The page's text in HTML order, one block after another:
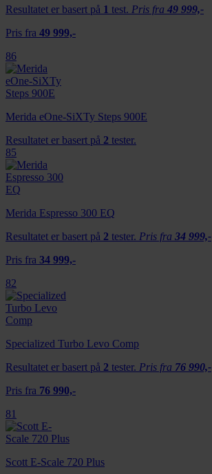
Resultatet er basert på 1 test. Pris fra 49 999,-
Pris fra 49 999,-
86
Merida eOne-SiXTy Steps 900E
Resultatet er basert på 2 tester.
85
Merida Espresso 300 EQ
Resultatet er basert på 2 tester. Pris fra 34 999,-
Pris fra 34 999,-
82
Specialized Turbo Levo Comp
Resultatet er basert på 2 tester. Pris fra 76 990,-
Pris fra 76 990,-
81
Scott E-Scale 720 Plus